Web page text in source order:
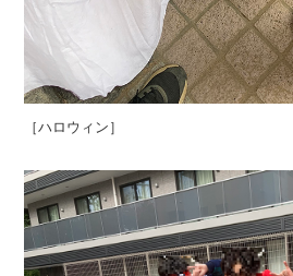
［ハロウィン］